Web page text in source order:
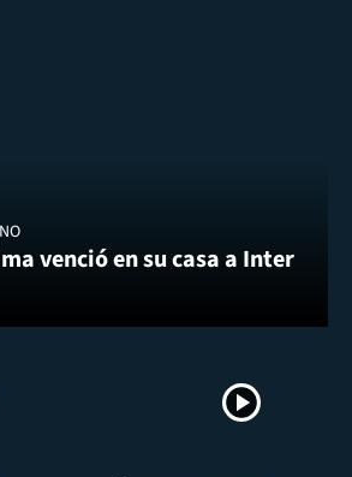
venció en su casa a Inter